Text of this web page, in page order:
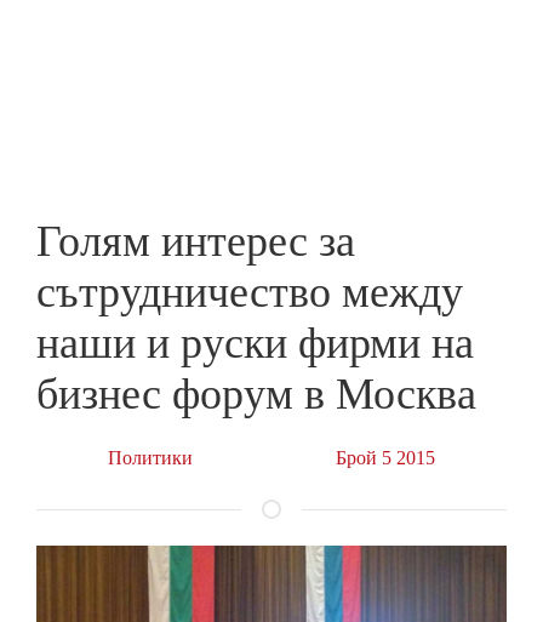
Голям интерес за
сътрудничество между
наши и руски фирми на
бизнес форум в Москва
Политики Брой 5 2015